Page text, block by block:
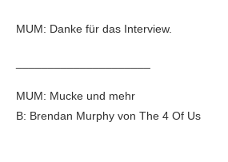
MUM: Danke für das Interview.
MUM: Mucke und mehr
B: Brendan Murphy von The 4 Of Us